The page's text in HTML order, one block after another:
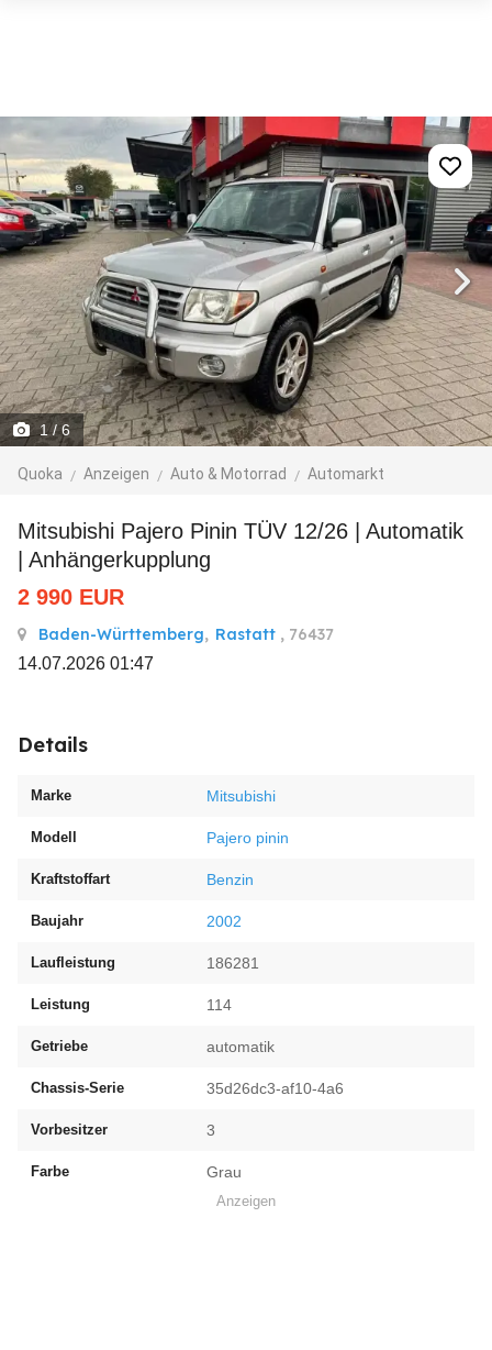
1/ 6
Quoka Anzeigen Auto & Motorrad Automarkt
Mitsubishi Pajero Pinin TÜV 12/26 | Automatik
| Anhängerkupplung
2 990 EUR
Baden-Württemberg, Rastatt , 76437
14.07.2026 01:47
Details
Marke Mitsubishi
Modell Pajero pinin
Kraftstoffart Benzin
Baujahr 2002
Laufleistung 186281
Leistung 114
Getriebe automatik
Chassis-Serie 35d26dc3-af10-4a6
Vorbesitzer 3
Farbe Grau
Anzeigen